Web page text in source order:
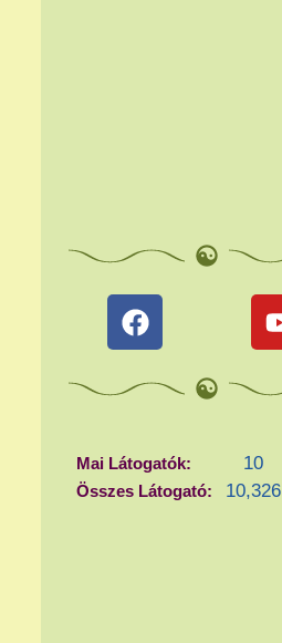
Mai Látogatók: 10
Összes Látogató: 10,326